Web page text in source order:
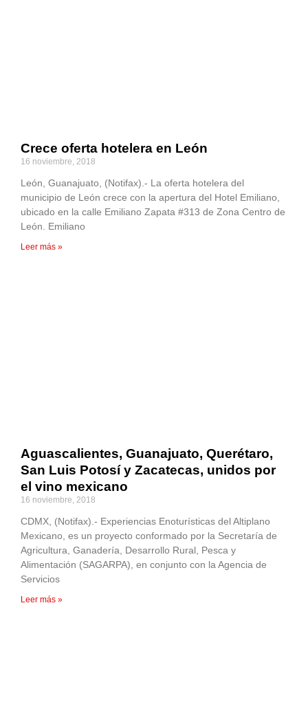
Crece oferta hotelera en León
16 noviembre, 2018
León, Guanajuato, (Notifax).- La oferta hotelera del
municipio de León crece con la apertura del Hotel Emiliano,
ubicado en la calle Emiliano Zapata #313 de Zona Centro de
León. Emiliano
Leer más »
Aguascalientes, Guanajuato, Querétaro,
San Luis Potosí y Zacatecas, unidos por
el vino mexicano
16 noviembre, 2018
CDMX, (Notifax).- Experiencias Enoturísticas del Altiplano
Mexicano, es un proyecto conformado por la Secretaría de
Agricultura, Ganadería, Desarrollo Rural, Pesca y
Alimentación (SAGARPA), en conjunto con la Agencia de
Servicios
Leer más »